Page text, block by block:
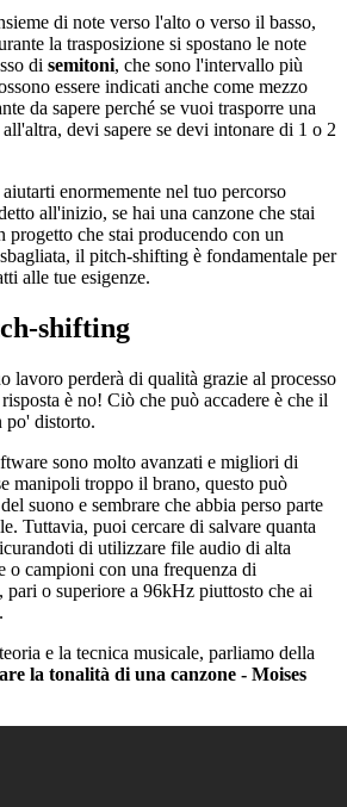
di note verso l'alto o verso il basso,
la trasposizione si spostano le note
di semitoni, che sono l'intervallo più
essere indicati anche come mezzo
da sapere perché se vuoi trasporre una
devi sapere se devi intonare di 1 o 2
enormemente nel tuo percorso
all'inizio, se hai una canzone che stai
progetto che stai producendo con un
il pitch-shifting è fondamentale per
alle tue esigenze.
shifting
lavoro perderà di qualità grazie al processo
è no! Ciò che può accadere è che il
po' distorto.
sono molto avanzati e migliori di
manipoli troppo il brano, questo può
suono e sembrare che abbia perso parte
Tuttavia, puoi cercare di salvare quanta
di utilizzare file audio di alta
o campioni con una frequenza di
pari o superiore a 96kHz piuttosto che ai
e la tecnica musicale, parliamo della
la tonalità di una canzone - Moises